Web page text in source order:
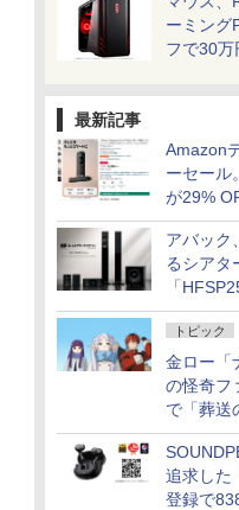
ーミング
フで30万
最新記事
Amazon
ーセール
が29%
アバック
るシアタ
「
ルフはペ
トピック
金ロー「
の怪奇フ
で「葬送
配信など
報
追求した
登録で